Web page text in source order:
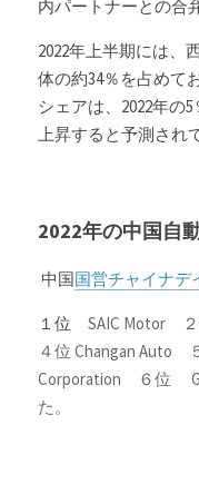
内パートナーとの合
2022年上半期には、
体の約34％を占めて
シェアは、2022年の
上昇すると予測され
2022年の中国自
中国国営チャイナデ
１位 SAIC Motor　
４位 Changan Auto
Corporation　６位　
た。